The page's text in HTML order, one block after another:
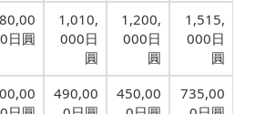
0日圓
1,010,
000日
圓
1,200,
000日
圓
1,515,
000日
圓
490,00
450,00
735,00